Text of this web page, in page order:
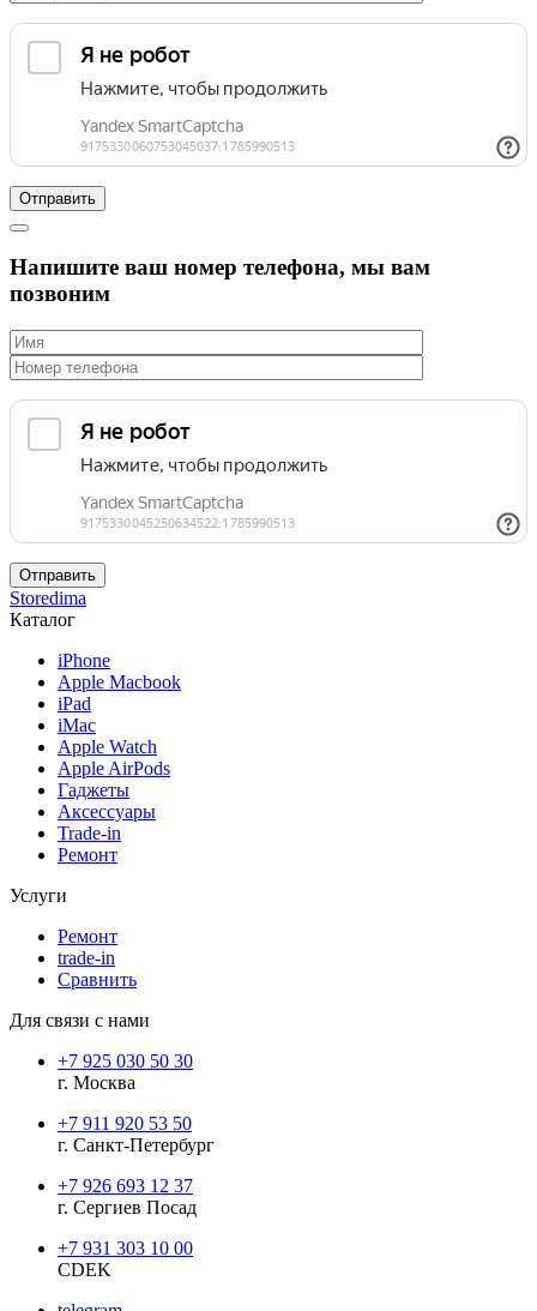
Напишите ваш номер телефона, мы вам
позвоним
Storedima
Каталог
iPhone
Apple Macbook
iPad
iMac
Apple Watch
Apple AirPods
Гаджеты
Аксессуары
Trade-in
Ремонт
Услуги
Ремонт
trade-in
Сравнить
Для связи с нами
+7 925 030 50 30
г. Москва
+7 911 920 53 50
г. Санкт-Петербург
+7 926 693 12 37
г. Сергиев Посад
+7 931 303 10 00
CDEK